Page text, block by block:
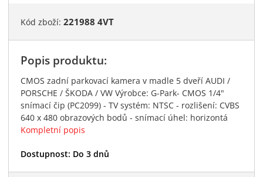
Kód zboží: 221988 4VT
Popis produktu:
CMOS zadní parkovací kamera v madle 5 dveří AUDI /
PORSCHE / ŠKODA / VW Výrobce: G-Park- CMOS 1/4"
snímací čip (PC2099) - TV systém: NTSC - rozlišení: CVBS
640 x 480 obrazových bodů - snímací úhel: horizontá
Kompletní popis
Dostupnost: Do 3 dnů